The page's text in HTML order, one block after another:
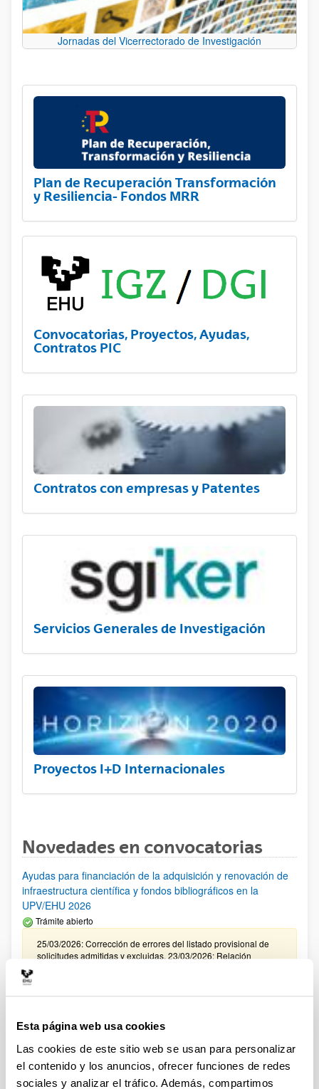
Esta página web usa cookies
Las cookies de este sitio web se usan para personalizar
el contenido y los anuncios, ofrecer funciones de redes
sociales y analizar el tráfico. Además, compartimos
Jornadas del Vicerrectorado de Investigación
Plan de Recuperación Transformación
y Resiliencia- Fondos MRR
Convocatorias, Proyectos, Ayudas,
Contratos PIC
Contratos con empresas y Patentes
Servicios Generales de Investigación
Proyectos I+D Internacionales
Novedades en convocatorias
Ayudas para financiación de la adquisición y renovación de
infraestructura científica y fondos bibliográficos en la
UPV/EHU 2026
Trámite abierto
25/03/2026: Corrección de errores del listado provisional de
solicitudes admitidas y excluidas. 23/03/2026: Relación
Convocatoria de ayudas para el fomento de la cultura
Abierto el plazo de presentación: 01/07/2026 - 16/09/2026 13:00
Plazo interno para envío documentación: propuestas